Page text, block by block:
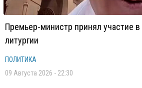
Премьер-министр принял участие
литургии
ПОЛИТИКА
09 Августа 2026 - 22:30